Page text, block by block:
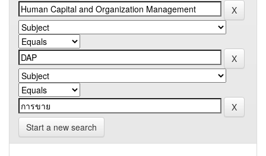
Start a new search